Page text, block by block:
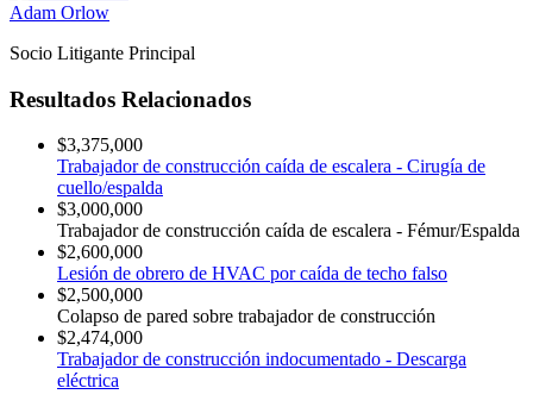
Adam Orlow
Socio Litigante Principal
Resultados Relacionados
$3,375,000
Trabajador de construcción caída de escalera - Cirugía de
cuello/espalda
$3,000,000
Trabajador de construcción caída de escalera - Fémur/Espalda
$2,600,000
Lesión de obrero de HVAC por caída de techo falso
$2,500,000
Colapso de pared sobre trabajador de construcción
$2,474,000
Trabajador de construcción indocumentado - Descarga
eléctrica